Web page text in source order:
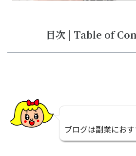
目次 | Table of
ブログは副業にお